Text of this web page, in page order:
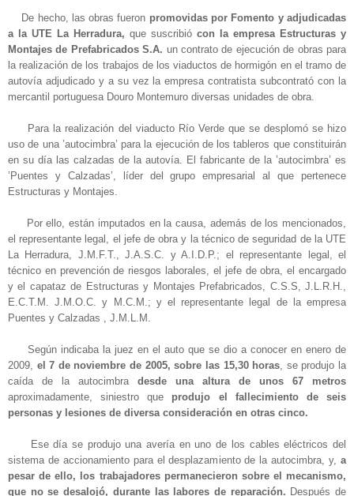
De hecho, las obras fueron promovidas por Fomento y adjudicadas
a la UTE La Herradura, que suscribió con la empresa Estructuras y
Montajes de Prefabricados S.A. un contrato de ejecución de obras para
la realización de los trabajos de los viaductos de hormigón en el tramo de
autovía adjudicado y a su vez la empresa contratista subcontrató con la
mercantil portuguesa Douro Montemuro diversas unidades de obra.
Para la realización del viaducto Río Verde que se desplomó se hizo
uso de una ’autocimbra’ para la ejecución de los tableros que constituirán
en su día las calzadas de la autovía. El fabricante de la ’autocimbra’ es
’Puentes y Calzadas’, líder del grupo empresarial al que pertenece
Estructuras y Montajes.
Por ello, están imputados en la causa, además de los mencionados,
el representante legal, el jefe de obra y la técnico de seguridad de la UTE
La Herradura, J.M.F.T., J.A.S.C. y A.I.D.P.; el representante legal, el
técnico en prevención de riesgos laborales, el jefe de obra, el encargado
y el capataz de Estructuras y Montajes Prefabricados, C.S.S, J.L.R.H.,
E.C.T.M. J.M.O.C. y M.C.M.; y el representante legal de la empresa
Puentes y Calzadas , J.M.L.M.
Según indicaba la juez en el auto que se dio a conocer en enero de
2009, el 7 de noviembre de 2005, sobre las 15,30 horas , se produjo la
caída de la autocimbra desde una altura de unos 67 metros
aproximadamente, siniestro que produjo el fallecimiento de seis
personas y lesiones de diversa consideración en otras cinco.
Ese día se produjo una avería en uno de los cables eléctricos del
sistema de accionamiento para el desplazamiento de la autocimbra, y, a
pesar de ello, los trabajadores permanecieron sobre el mecanismo,
que no se desalojó, durante las labores de reparación. Después de